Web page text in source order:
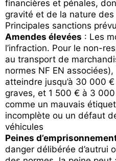
financières et pénales,
gravité et de la nature
Principales sanctions
Amendes élevées : Les
l’infraction. Pour le non-
au transport de
normes NF EN
atteindre jusqu’à 30 000
graves, et 1 500 € à 3
comme un mauvais
incomplète ou un défaut
véhicules
Peines
danger délibérée d’autrui